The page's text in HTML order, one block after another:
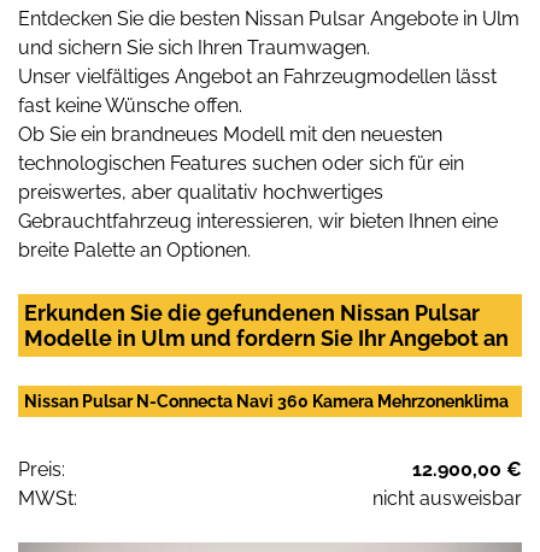
Entdecken Sie die besten Nissan Pulsar Angebote in Ulm
und sichern Sie sich Ihren Traumwagen.
Unser vielfältiges Angebot an Fahrzeugmodellen lässt
fast keine Wünsche offen.
Ob Sie ein brandneues Modell mit den neuesten
technologischen Features suchen oder sich für ein
preiswertes, aber qualitativ hochwertiges
Gebrauchtfahrzeug interessieren, wir bieten Ihnen eine
breite Palette an Optionen.
Erkunden Sie die gefundenen Nissan Pulsar
Modelle in Ulm und fordern Sie Ihr Angebot an
Nissan Pulsar N-Connecta Navi 360 Kamera Mehrzonenklima
Preis:
12.900,00 €
MWSt:
nicht ausweisbar